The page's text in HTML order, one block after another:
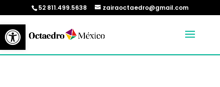
Abrir barra de herramientas
52 811.499.5638 zairaoctaedro@gmail.com